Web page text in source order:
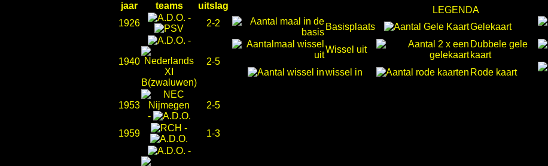
jaar
teams
uitslag
1926
-
2-2
1940
-
2-5
1953
-
2-5
1959
-
1-3
-
LEGENDA
Basisplaats
Gelekaart
Wissel uit
Dubbele gele
kaart
wissel in Rode kaart